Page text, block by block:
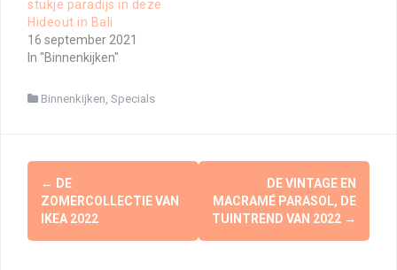
stukje paradijs in deze
Hideout in Bali
16 september 2021
In "Binnenkijken"
Binnenkijken Specials
Berichtnavigatie
← DE
ZOMERCOLLECTIE VAN
IKEA 2022
DE VINTAGE EN
MACRAMÉ PARASOL, DE
TUINTREND VAN 2022 →